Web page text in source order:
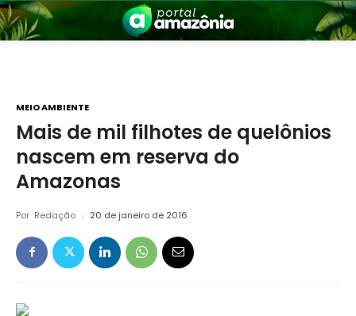
MEIO AMBIENTE
Mais de mil filhotes de quelônios
nascem em reserva do
Amazonas
Por Redação 20 de janeiro de 2016